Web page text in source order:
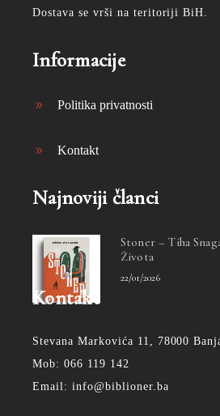
Dostava se vrši na teritoriji BiH.
Informacije
Politika privatnosti
Kontakt
Najnoviji članci
Stoner – Tiha
Života
22/01/2026
Kontakt
Stevana Markovića 11, 78000
Mob: 066 119 142
Email: info@biblioner.ba